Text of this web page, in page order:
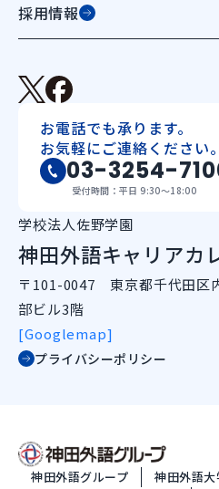
採用情報
お電話でも承ります。
お気軽にご連絡ください。
03-3254-
受付時間：平日 9:30〜18:00
学校法人佐野学園
神田外語キャリアカ
〒101-0047 東京都千代田
部ビル3階
[Googlemap]
プライバシーポリシー
神田外語グループ 神田外語大